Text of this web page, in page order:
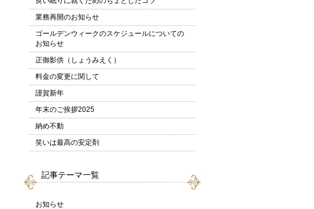
業務再開のお知らせ
ゴールデンウィークのスケジュールについての
お知らせ
正御影供（しょうみえく）
料金の変更に関して
謹賀新年
年末のご挨拶2025
納め不動
笑いは最高の安定剤
記事テーマ一覧
お知らせ